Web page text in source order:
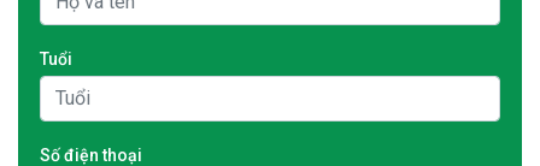
Tuổi
Số điện thoại